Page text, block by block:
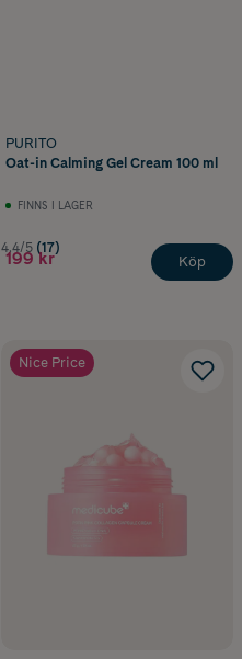
PURITO
Oat-in Calming Gel Cream 100 ml
FINNS I LAGER
4.4/5 (17)
199 kr Köp
Nice Price